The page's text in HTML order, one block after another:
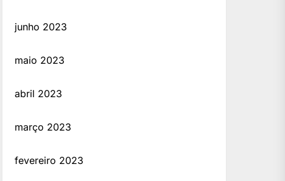
junho 2023
maio 2023
abril 2023
março 2023
fevereiro 2023